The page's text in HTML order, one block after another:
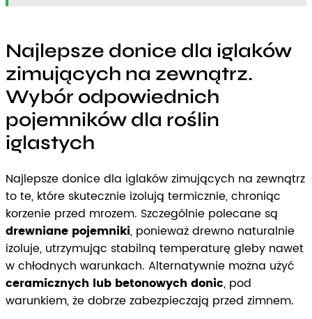
Najlepsze donice dla iglaków
zimujących na zewnątrz.
Wybór odpowiednich
pojemników dla roślin
iglastych
Najlepsze donice dla iglaków zimujących na zewnątrz
to te, które skutecznie izolują termicznie, chroniąc
korzenie przed mrozem. Szczególnie polecane są
drewniane pojemniki, ponieważ drewno naturalnie
izoluje, utrzymując stabilną temperaturę gleby nawet
w chłodnych warunkach. Alternatywnie można użyć
ceramicznych lub betonowych donic, pod
warunkiem, że dobrze zabezpieczają przed zimnem.